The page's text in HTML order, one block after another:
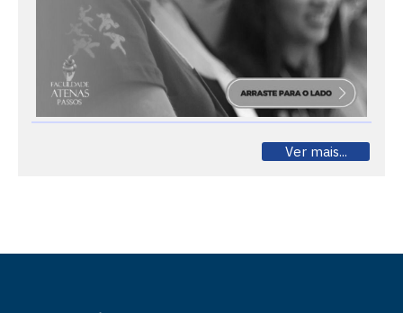
Ver mais...